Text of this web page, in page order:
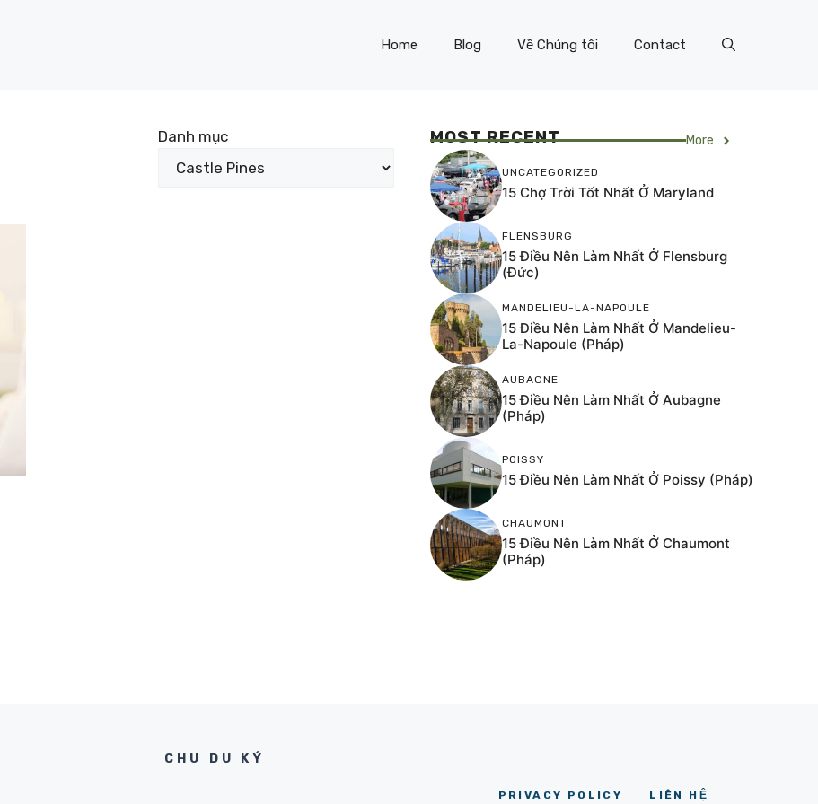
Home Blog Về Chúng tôi Contact
Danh mục MOST RECENT More
UNCATEGORIZED
15 Chợ Trời Tốt Nhất Ở Maryland
FLENSBURG
15 Điều Nên Làm Nhất Ở Flensburg
(Đức)
MANDELIEU-LA-NAPOULE
15 Điều Nên Làm Nhất Ở Mandelieu-
La-Napoule (Pháp)
AUBAGNE
15 Điều Nên Làm Nhất Ở Aubagne
(Pháp)
POISSY
15 Điều Nên Làm Nhất Ở Poissy (Pháp)
CHAUMONT
15 Điều Nên Làm Nhất Ở Chaumont
(Pháp)
CHU DU KÝ
PRIVACY POLICY LIÊN HỆ